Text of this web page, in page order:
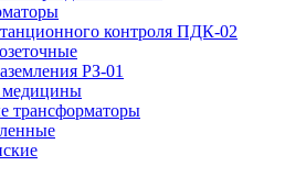
контроля ПДК-02
РЗ-01
трансформаторы